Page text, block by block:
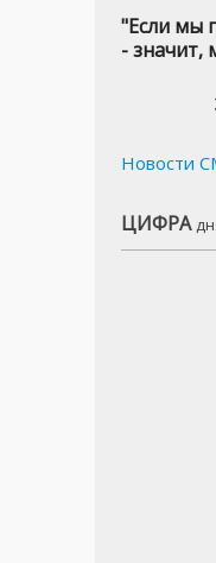
"Если мы
- значит,
Новости
ЦИФРА